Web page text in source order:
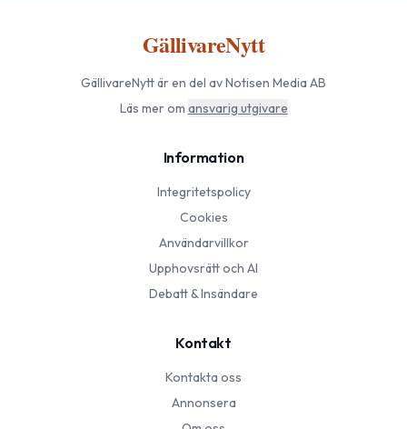
GällivareNytt
GällivareNyttär en del av Notisen Media AB
Läs mer om ansvarig utgivare
Information
Integritetspolicy
Cookies
Användarvillkor
Upphovsrätt och AI
Debatt & Insändare
Kontakt
Kontakta oss
Annonsera